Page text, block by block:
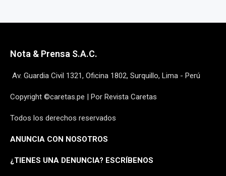
Nota & Prensa S.A.C.
Av. Guardia Civil 1321, Oficina 1802, Surquillo, Lima - Perú
Copyright ©caretas.pe | Por Revista Caretas
Todos los derechos reservados
ANUNCIA CON NOSOTROS
¿TIENES UNA DENUNCIA? ESCRÍBENOS